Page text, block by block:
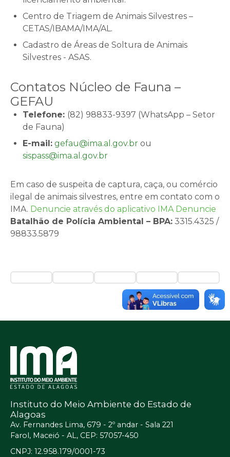
Centro de Triagem de Animais Silvestres –
CETAS/IBAMA/IMA/AL.
Cadastro de Áreas de Soltura de Animais
Silvestres - ASAS.
Contatos Núcleo de Fauna –
GEFAU
Telefone: (82) 98833-9397 (WhatsApp – Setor
de Fauna)
E-mail: gefau@ima.al.gov.br ou
sispass@ima.al.gov.br
Em caso de suspeita de captura, caça, ou comércio
ilegal de animais silvestres, entre em contato com o
IMA. Denuncie através do aplicativo IMA Denuncie
Batalhão de Polícia Ambiental – BPA: 3315.4325 /
98833.5879
Instituto do Meio Ambiente do Estado de
Alagoas
Av. Fernandes Lima, 679 - 2º andar - Sala 221
Farol, Maceió - AL, CEP: 57057-450
CNPJ: 12.958.179/0001-73